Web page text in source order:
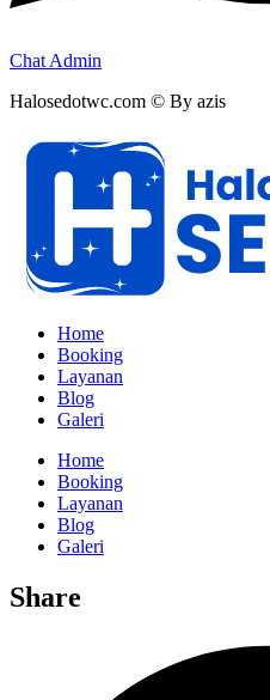
Chat Admin
Halosedotwc.com © By azis
Home
Booking
Layanan
Blog
Galeri
Home
Booking
Layanan
Blog
Galeri
Share